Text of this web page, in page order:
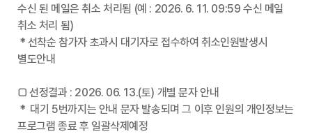
수신 된 메일은 취소 처리됨 (예 : 2026. 6. 11. 09:59 수신 메일
취소 처리 됨)
* 선착순 참가자 초과시 대기자로 접수하여 취소인원발생시
별도안내
□ 선정결과 : 2026. 06. 13.(토) 개별 문자 안내
* 대기 5번까지는 안내 문자 발송되며 그 이후 인원의 개인정보는
프로그램 종료 후 일괄삭제예정